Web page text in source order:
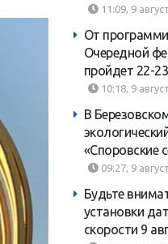
11:09, 9
От
Очередной
пройдет 22-
10:18, 9
В
«Споровские
09:27, 9
Будьте
установки
скорости 9